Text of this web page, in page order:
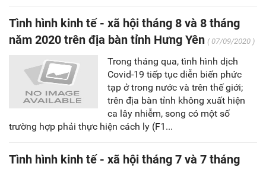
Tình hình kinh tế - xã hội tháng 8 và 8 tháng
năm 2020 trên địa bàn tỉnh Hưng Yên ( 07/09/2020 )
Trong tháng qua, tình hình dịch
Covid-19 tiếp tục diễn biến phức
tạp ở trong nước và trên thế giới;
trên địa bàn tỉnh không xuất hiện
ca lây nhiễm, song có một số
trường hợp phải thực hiện cách ly (F1...
Tình hình kinh tế - xã hội tháng 7 và 7 tháng